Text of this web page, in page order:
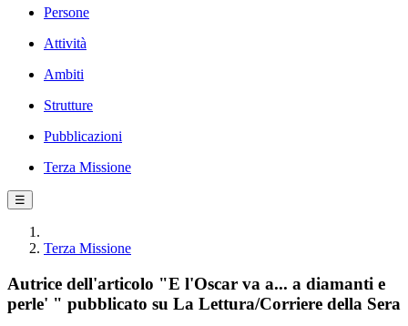
Persone
Attività
Ambiti
Strutture
Pubblicazioni
Terza Missione
☰
Terza Missione
Autrice dell'articolo "E l'Oscar va a... a diamanti e
perle' " pubblicato su La Lettura/Corriere della Sera